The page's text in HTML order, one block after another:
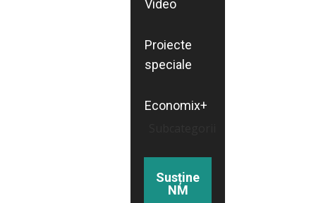
Video
Proiecte
speciale
Economix+
Susține
NM